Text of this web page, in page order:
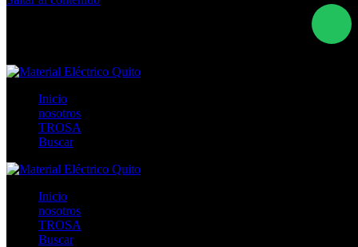
Inicio
nosotros
TROSA
Buscar
Inicio
nosotros
TROSA
Buscar